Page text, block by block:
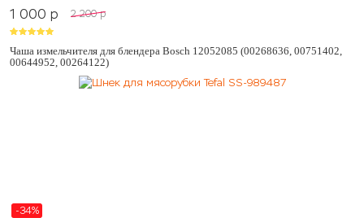
1 000 p 2 200 p
Чаша измельчителя для блендера Bosch 12052085 (00268636, 00751402,
00644952, 00264122)
-34%